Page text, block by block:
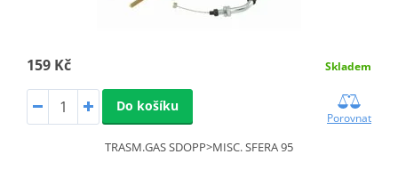
159 Kč Skladem
Do košíku
Porovnat
TRASM.GAS SDOPP>MISC. SFERA 95